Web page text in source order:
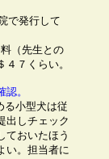
で発行して
（先生との
７くらい。
。
る小型犬は従
出しチェック
ておいたほう
い。担当者に